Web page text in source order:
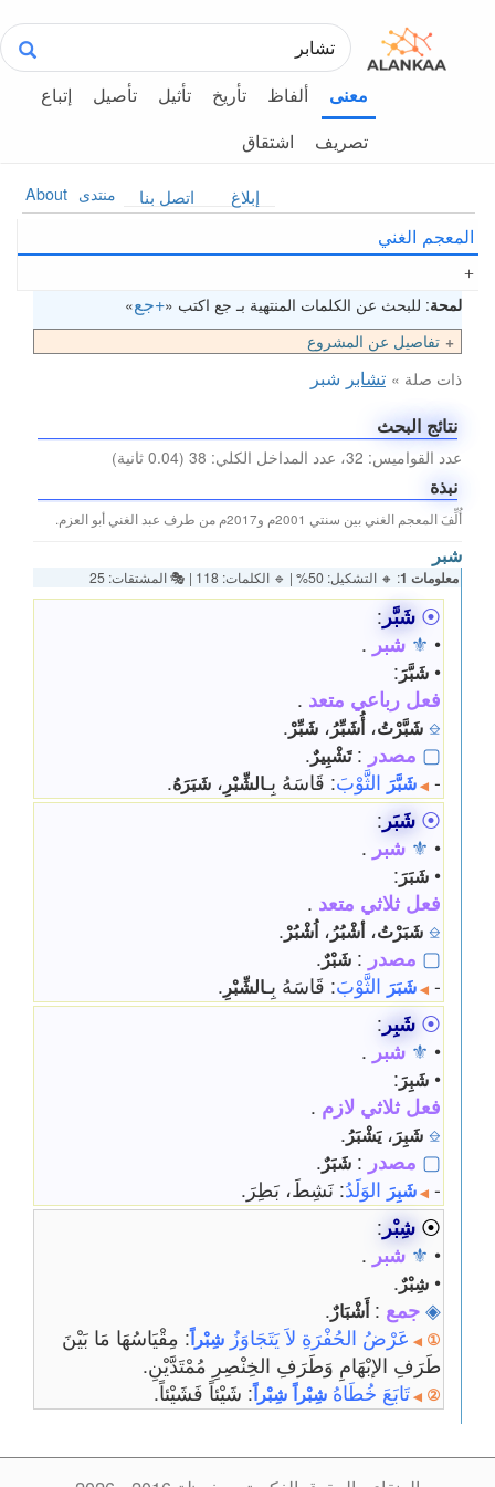
معنى ألفاظ تأريخ تأثيل تأصيل
إتباع
تصريف
اشتقاق
About منتدى اتصل بنا إبلاغ
المعجم الغني
لمحة: للبحث عن الكلمات المنتهية بـ جع اكتب «+جع»
تفاصيل عن المشروع
ذات صلة » تشابر شبر
نتائج البحث
عدد القواميس: 32، عدد المداخل الكلي: 38 (0.04 ثانية)
نبذة
أُلِّفَ المعجم الغني بين سنتي 2001م و2017م من طرف عبد الغني أبو العزم.
شبر
معلومات 1 : 🔸 التشكيل: 50% | 🔹 الكلمات: 118 | 🎭 المشتقات: 25
⦿ شَبَّر :
•
⚜ شبر .
• شَبَّرَ:
فعل رباعي متعد .
⎒ شَبَّرْتُ، أُشَبِّرُ، شَبِّرْ.
▢ مصدر : تَشْبِيرٌ.
-
◀ شَبَّرَ الثَّوْبَ: قَاسَهُ بِـالشِّبْرِ ، شَبَرَهُ.
⦿ شَبَر :
•
⚜ شبر .
• شَبَرَ:
فعل ثلاثي متعد .
⎒ شَبَرْتُ، أشْبُرُ، اُشْبُرْ.
▢ مصدر : شَبْرٌ.
-
◀ شَبَرَ الثَّوْبَ: قَاسَهُ بِـالشِّبْرِ .
⦿ شَبِر :
•
⚜ شبر .
• شَبِرَ:
فعل ثلاثي لازم .
⎒ شَبِرَ، يَشْبَرُ.
▢ مصدر : شَبَرٌ.
-
◀ شَبِرَ الوَلَدُ: نَشِطَ، بَطِرَ.
⦿ شِبْر :
•
⚜ شبر .
• شِبْرٌ.
◈ جمع : أَشْبَارٌ.
①
◀ عَرْضُ الحُفْرَةِ لاَ يَتَجَاوَزُ شِبْراً: مِقْيَاسُهَا مَا بَيْنَ
طَرَفِ الإبْهَامِ وَطَرَفِ الخِنْصِرِ مُمْتَدَّيْنِ.
②
◀ تَابَعَ خُطَاهُ شِبْراً شِبْراً: شَيْئاً فَشَيْئاً.